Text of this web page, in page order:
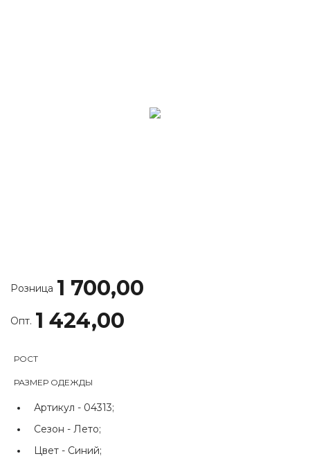
Розница 1 700,00
Опт. 1 424,00
РОСТ
РАЗМЕР ОДЕЖДЫ
Артикул - 04313;
Сезон - Лето;
Цвет - Синий;